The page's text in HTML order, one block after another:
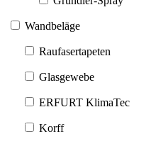
Wandbeläge
Raufasertapeten
Glasgewebe
ERFURT KlimaTec
Korff